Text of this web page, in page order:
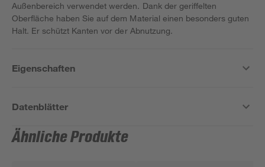
Außenbereich verwendet werden. Dank der geriffelten
Oberfläche haben Sie auf dem Material einen besonders guten
Halt. Er schützt Kanten vor der Abnutzung.
Eigenschaften
Datenblätter
Ähnliche Produkte